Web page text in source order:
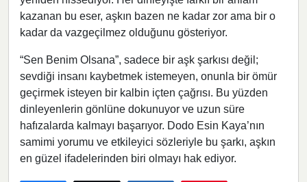
kazanan bu eser, aşkın bazen ne kadar zor ama bir o
kadar da vazgeçilmez olduğunu gösteriyor.
“Sen Benim Olsana”, sadece bir aşk şarkısı değil;
sevdiği insanı kaybetmek istemeyen, onunla bir ömür
geçirmek isteyen bir kalbin içten çağrısı. Bu yüzden
dinleyenlerin gönlüne dokunuyor ve uzun süre
hafızalarda kalmayı başarıyor. Dodo Esin Kaya’nın
samimi yorumu ve etkileyici sözleriyle bu şarkı, aşkın
en güzel ifadelerinden biri olmayı hak ediyor.